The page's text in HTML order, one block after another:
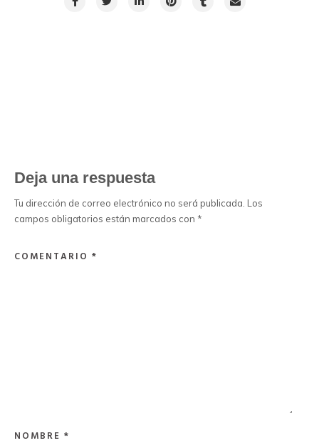
Deja una respuesta
Tu dirección de correo electrónico no será publicada. Los
campos obligatorios están marcados con *
COMENTARIO *
NOMBRE *